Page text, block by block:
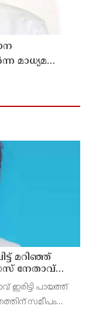
മാധ്യമ
മറിഞ്ഞ്
നേതാവ്
ഇരിട്ടി പായത്ത്
സമീപം